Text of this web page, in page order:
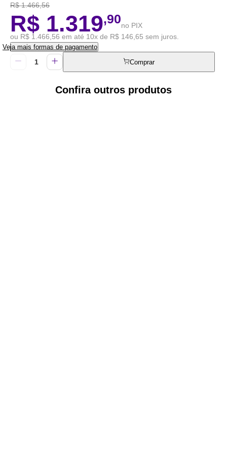
R$ 1.466,56
R$ 1.319,90no PIX
ou R$ 1.466,56 em até 10x de R$ 146,65 sem juros.
Veja mais formas de pagamento
Comprar
Confira outros produtos